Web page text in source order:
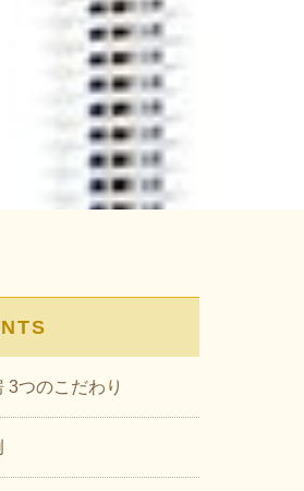
3つのこだわり